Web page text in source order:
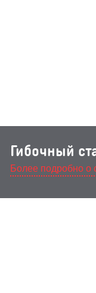
Гибочный
Более подробно о